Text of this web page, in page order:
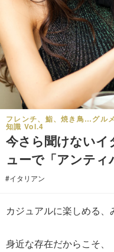
フレンチ、鮨、焼き鳥…グル
知識 Vol.4
今さら聞けないイ
ューで「アンティ
#イタリアン
カジュアルに楽しめる、
身近な存在だからこそ